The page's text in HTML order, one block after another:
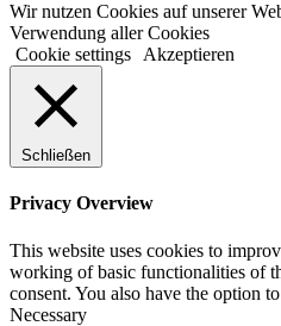
Wir nutzen Cookies auf unserer
Verwendung aller Cookies
Cookie settings
Akzeptieren
Schließen
Privacy Overview
This website uses cookies to
working of basic functionalities of
consent. You also have the option
Necessary